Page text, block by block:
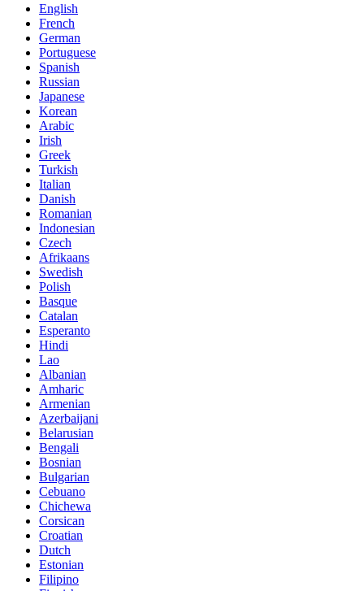
English
French
German
Portuguese
Spanish
Russian
Japanese
Korean
Arabic
Irish
Greek
Turkish
Italian
Danish
Romanian
Indonesian
Czech
Afrikaans
Swedish
Polish
Basque
Catalan
Esperanto
Hindi
Lao
Albanian
Amharic
Armenian
Azerbaijani
Belarusian
Bengali
Bosnian
Bulgarian
Cebuano
Chichewa
Corsican
Croatian
Dutch
Estonian
Filipino